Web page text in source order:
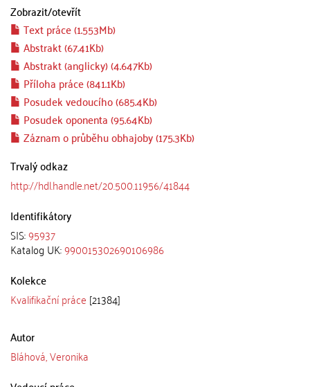
Zobrazit/otevřít
Text práce (1.553Mb)
Abstrakt (67.41Kb)
Abstrakt (anglicky) (4.647Kb)
Příloha práce (841.1Kb)
Posudek vedoucího (685.4Kb)
Posudek oponenta (95.64Kb)
Záznam o průběhu obhajoby (175.3Kb)
Trvalý odkaz
http://hdl.handle.net/20.500.11956/41844
Identifikátory
SIS:95937
Katalog UK:990015302690106986
Kolekce
Kvalifikační práce [21384]
Autor
Bláhová, Veronika